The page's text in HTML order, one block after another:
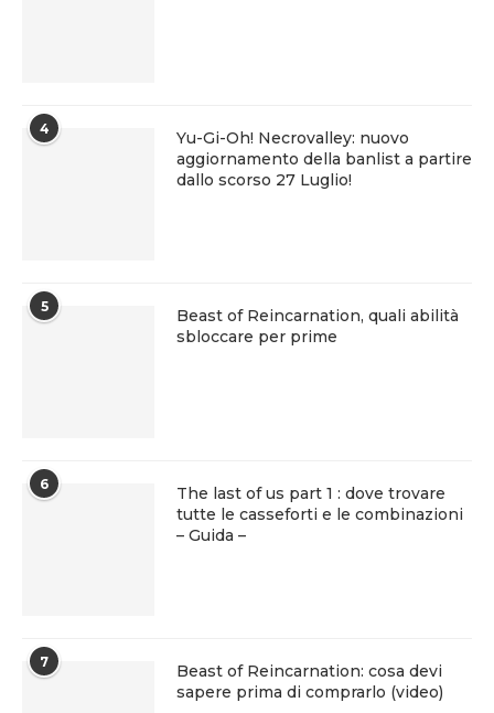
4
Yu-Gi-Oh! Necrovalley: nuovo
aggiornamento della banlist a partire
dallo scorso 27 Luglio!
5
Beast of Reincarnation, quali abilità
sbloccare per prime
6
The last of us part 1 : dove trovare
tutte le casseforti e le combinazioni
– Guida –
7
Beast of Reincarnation: cosa devi
sapere prima di comprarlo (video)